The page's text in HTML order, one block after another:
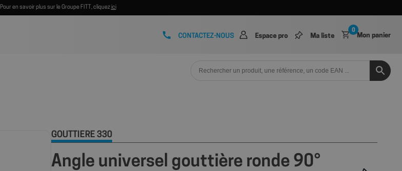
Pour en savoir plus sur le Groupe FITT, cliquezici
CONTACTEZ-NOUS Espace pro Ma liste Mon panier
0
GOUTTIÈRE 330
Angle universel gouttière ronde 90°